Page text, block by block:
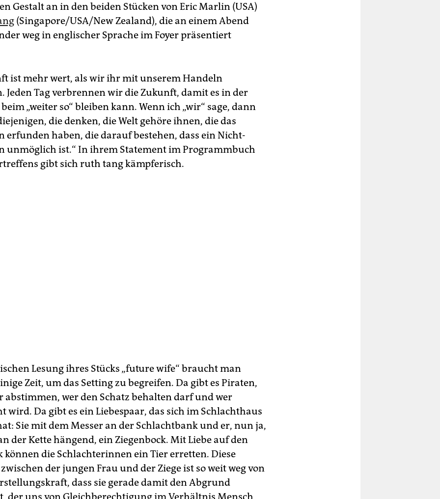
Gestalt an in den beiden Stücken von Eric Marlin (USA)
(Singapore/USA/New Zea­land), die an einem Abend
weg in englischer Sprache im Foyer präsentiert
ist mehr wert, als wir ihr mit unserem Handeln
Jeden Tag verbrennen wir die Zukunft, damit es in der
„weiter so“ bleiben kann. Wenn ich „wir“ sage, dann
die denken, die Welt gehöre ihnen, die das
erfunden haben, die darauf bestehen, dass ein Nicht-
unmöglich ist.“ In ihrem Statement im Programmbuch
gibt sich ruth tang kämpferisch.
Lesung ihres Stücks „future wife“ braucht man
Zeit, um das Setting zu begreifen. Da gibt es Piraten,
abstimmen, wer den Schatz behalten darf und wer
wird. Da gibt es ein Liebespaar, das sich im Schlachthaus
Sie mit dem Messer an der Schlachtbank und er, nun ja,
der Kette hängend, ein Ziegenbock. Mit Liebe auf den
können die Schlachterinnen ein Tier erretten. Diese
der jungen Frau und der Ziege ist so weit weg von
dass sie gerade damit den Abgrund
der uns von Gleichberechtigung im Verhältnis Mensch